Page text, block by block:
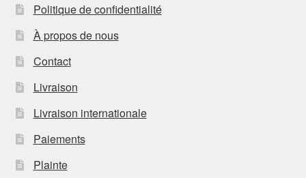
Politique de confidentialité
À propos de nous
Contact
Livraison
Livraison internationale
Paiements
Plainte